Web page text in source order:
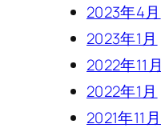
2023年4月
2023年1月
2022年11月
2022年1月
2021年11月